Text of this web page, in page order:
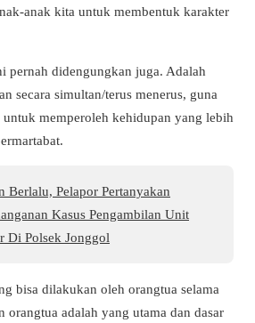
anak kita untuk membentuk karakter
pernah didengungkan juga. Adalah
secara simultan/terus menerus, guna
memperoleh kehidupan yang lebih
Berlalu, Pelapor Pertanyakan
Kasus Pengambilan Unit
Di Polsek Jonggol
bisa dilakukan oleh orangtua selama
orangtua adalah yang utama dan dasar